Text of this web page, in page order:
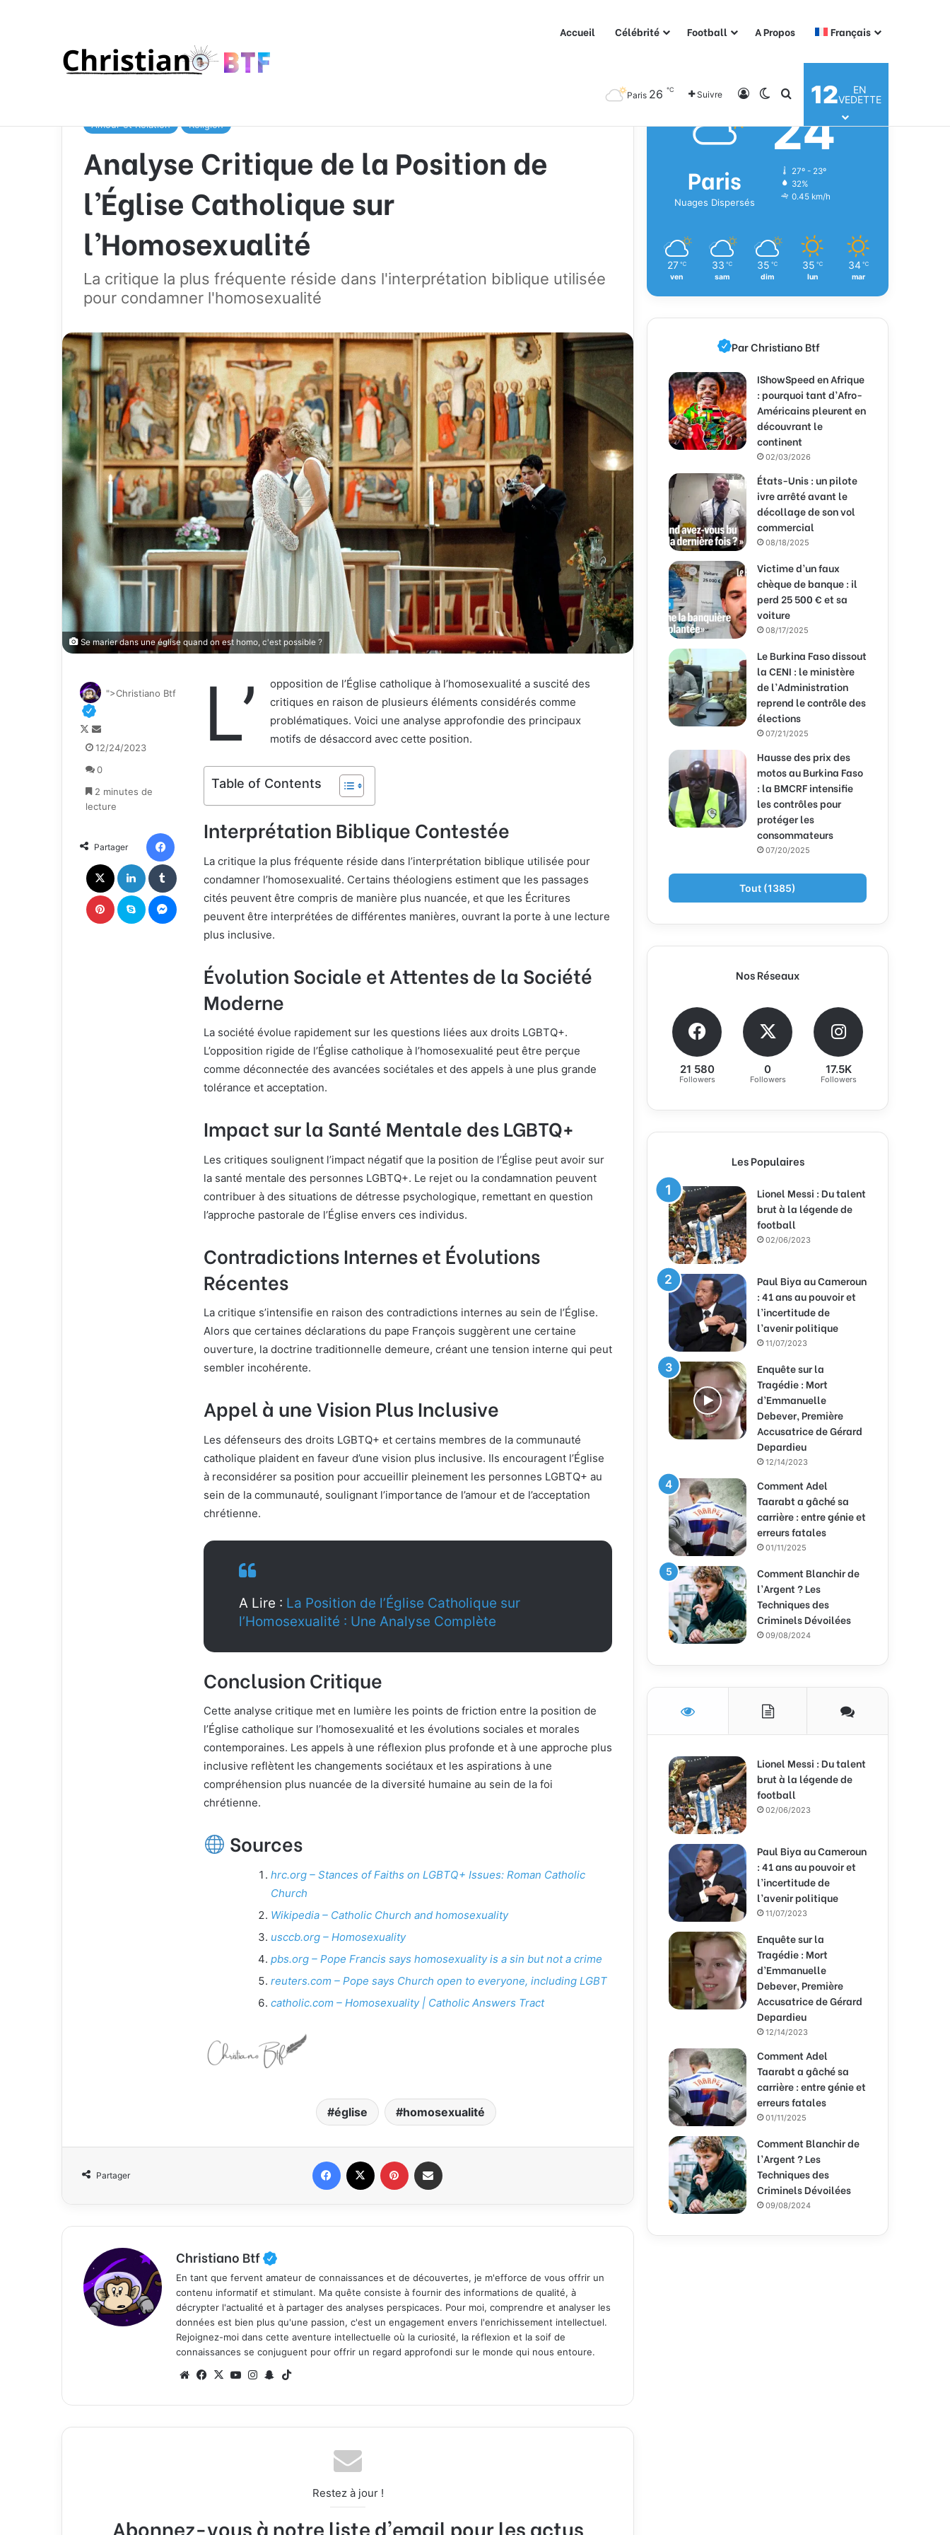
Accueil Célébrité Football A Propos Français
Paris 26 ℃ Suivre ConnexionSwitch skin
Rechercher
12
EN
VEDETTE
Amour et Relation Religion
Analyse Critique de la Position de
l’Église Catholique sur
l’Homosexualité
La critique la plus fréquente réside dans l'interprétation biblique utilisée
pour condamner l'homosexualité
Se marier dans une église quand on est homo, c'est possible ?
L’
opposition de l’Église catholique à l’homosexualité a suscité des
critiques en raison de plusieurs éléments considérés comme
problématiques. Voici une analyse approfondie des principaux
motifs de désaccord avec cette position.
Table of Contents
Interprétation Biblique Contestée
La critique la plus fréquente réside dans l’interprétation biblique utilisée pour
condamner l’homosexualité. Certains théologiens estiment que les passages
cités peuvent être compris de manière plus nuancée, et que les Écritures
peuvent être interprétées de différentes manières, ouvrant la porte à une lecture
plus inclusive.
Évolution Sociale et Attentes de la Société
Moderne
La société évolue rapidement sur les questions liées aux droits LGBTQ+.
L’opposition rigide de l’Église catholique à l’homosexualité peut être perçue
comme déconnectée des avancées sociétales et des appels à une plus grande
tolérance et acceptation.
Impact sur la Santé Mentale des LGBTQ+
Les critiques soulignent l’impact négatif que la position de l’Église peut avoir sur
la santé mentale des personnes LGBTQ+. Le rejet ou la condamnation peuvent
contribuer à des situations de détresse psychologique, remettant en question
l’approche pastorale de l’Église envers ces individus.
Contradictions Internes et Évolutions
Récentes
La critique s’intensifie en raison des contradictions internes au sein de l’Église.
Alors que certaines déclarations du pape François suggèrent une certaine
ouverture, la doctrine traditionnelle demeure, créant une tension interne qui peut
sembler incohérente.
Appel à une Vision Plus Inclusive
Les défenseurs des droits LGBTQ+ et certains membres de la communauté
catholique plaident en faveur d’une vision plus inclusive. Ils encouragent l’Église
à reconsidérer sa position pour accueillir pleinement les personnes LGBTQ+ au
sein de la communauté, soulignant l’importance de l’amour et de l’acceptation
chrétienne.
A Lire : La Position de l’Église Catholique sur
l’Homosexualité : Une Analyse Complète
Conclusion Critique
Cette analyse critique met en lumière les points de friction entre la position de
l’Église catholique sur l’homosexualité et les évolutions sociales et morales
contemporaines. Les appels à une réflexion plus profonde et à une approche plus
inclusive reflètent les changements sociétaux et les aspirations à une
compréhension plus nuancée de la diversité humaine au sein de la foi
chrétienne.
Sources
hrc.org – Stances of Faiths on LGBTQ+ Issues: Roman Catholic
Church
Wikipedia – Catholic Church and homosexuality
usccb.org – Homosexuality
pbs.org – Pope Francis says homosexuality is a sin but not a crime
reuters.com – Pope says Church open to everyone, including LGBT
catholic.com – Homosexuality | Catholic Answers Tract
église homosexualité
">Christiano Btf
F
o
l
o
w
X
n
o
y
e
n
c
o
u
r
r
12/24/2023
0
2 minutes de
lecture
Partager
Partager
Christiano Btf
En tant que fervent amateur de connaissances et de découvertes, je m'efforce de vous offrir un
contenu informatif et stimulant. Ma quête consiste à fournir des informations de qualité, à
décrypter l'actualité et à partager des analyses perspicaces. Pour moi, comprendre et analyser les
données est bien plus qu'une passion, c'est un engagement envers l'enrichissement intellectuel.
Rejoignez-moi dans cette aventure intellectuelle où la curiosité, la réflexion et la soif de
connaissances se conjuguent pour offrir un regard approfondi sur le monde qui nous entoure.
We
te
Fa
bo
ok
X
Yo
ub
e
Ins
ra
m
Sn
ch
at
k
Restez à jour !
Abonnez-vous à notre liste d'email pour les actus
Météo
Paris
Nuages Dispersés
24℃
27º - 23º
32%
0.45 km/h
27 ℃
ven
33 ℃
sam
35 ℃
dim
35 ℃
lun
34 ℃
mar
Par Christiano Btf
IShowSpeed en Afrique
: pourquoi tant d’Afro-
Américains pleurent en
découvrant le
continent
02/03/2026
États-Unis : un pilote
ivre arrêté avant le
décollage de son vol
commercial
08/18/2025
Victime d’un faux
chèque de banque : il
perd 25 500 € et sa
voiture
08/17/2025
Le Burkina Faso dissout
la CENI : le ministère
de l’Administration
reprend le contrôle des
élections
07/21/2025
Hausse des prix des
motos au Burkina Faso
: la BMCRF intensifie
les contrôles pour
protéger les
consommateurs
07/20/2025
Tout (1385)
Nos Réseaux
21 580
Followers
0
Followers
17.5K
Followers
Les Populaires
Lionel Messi : Du talent
brut à la légende de
football
02/06/2023
Paul Biya au Cameroun
: 41 ans au pouvoir et
l’incertitude de
l’avenir politique
11/07/2023
Enquête sur la
Tragédie : Mort
d’Emmanuelle
Debever, Première
Accusatrice de Gérard
Depardieu
12/14/2023
Comment Adel
Taarabt a gâché sa
carrière : entre génie et
erreurs fatales
01/11/2025
Comment Blanchir de
l’Argent ? Les
Techniques des
Criminels Dévoilées
09/08/2024
Lionel Messi : Du talent
brut à la légende de
football
02/06/2023
Paul Biya au Cameroun
: 41 ans au pouvoir et
l’incertitude de
l’avenir politique
11/07/2023
Enquête sur la
Tragédie : Mort
d’Emmanuelle
Debever, Première
Accusatrice de Gérard
Depardieu
12/14/2023
Comment Adel
Taarabt a gâché sa
carrière : entre génie et
erreurs fatales
01/11/2025
Comment Blanchir de
l’Argent ? Les
Techniques des
Criminels Dévoilées
09/08/2024